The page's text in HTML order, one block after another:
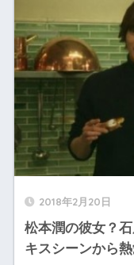
2018年2月20日
松本潤の彼女？
キスシーンから